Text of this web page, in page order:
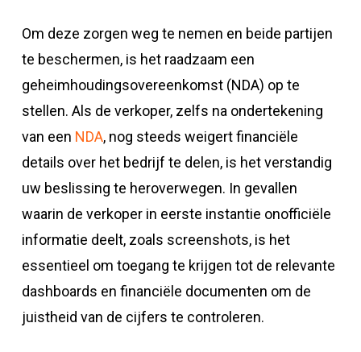
Om deze zorgen weg te nemen en beide partijen
te beschermen, is het raadzaam een ​​
geheimhoudingsovereenkomst (NDA) op te
stellen. Als de verkoper, zelfs na ondertekening
van een NDA, nog steeds weigert financiële
details over het bedrijf te delen, is het verstandig
uw beslissing te heroverwegen. In gevallen
waarin de verkoper in eerste instantie onofficiële
informatie deelt, zoals screenshots, is het
essentieel om toegang te krijgen tot de relevante
dashboards en financiële documenten om de
juistheid van de cijfers te controleren.